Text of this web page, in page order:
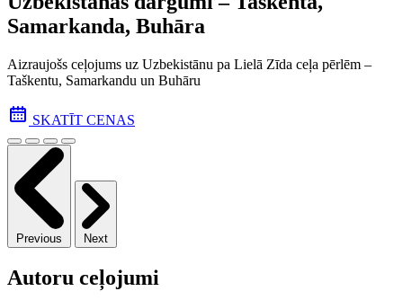
Samarkanda, Buhāra
Aizraujošs ceļojums uz Uzbekistānu pa Lielā Zīda ceļa pēr­lēm –
Taškentu, Samarkandu un Buhāru
SKATĪT CENAS
Previous Next
Autoru ceļojumi